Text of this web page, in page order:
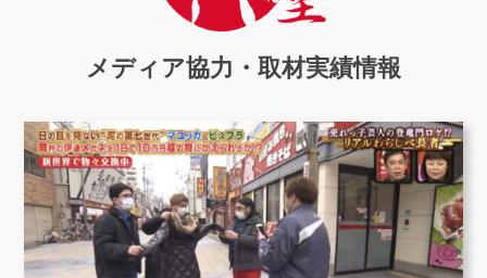
メディア協力・取材実績情報